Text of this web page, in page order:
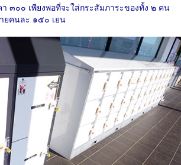
๓๐๐ เพียงพอที่จะใส่กระสัมภาระของทั้ง ๒​ คน
ยคนละ ๑๕๐ เยน